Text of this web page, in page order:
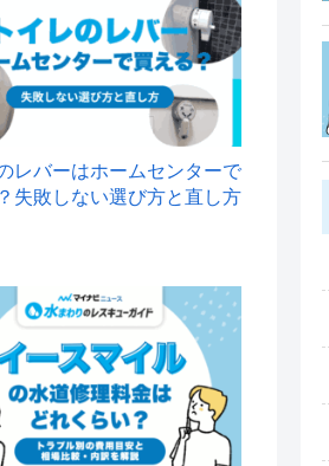
レバーはホームセンターで
失敗しない選び方と直し方